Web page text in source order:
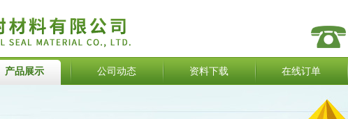
产品展示 公司动态 资料下载 在线订单